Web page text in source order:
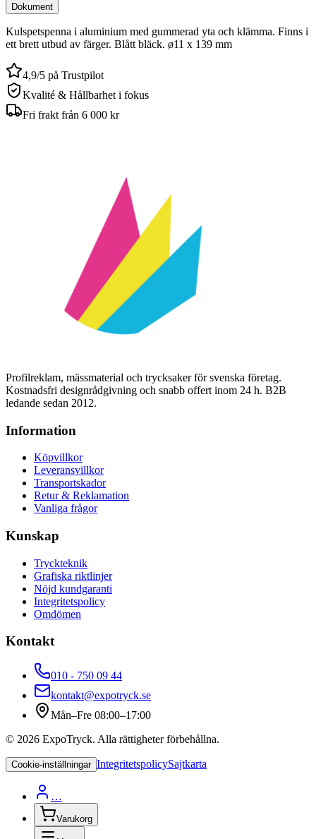
Dokument
Kulspetspenna i aluminium med gummerad yta och klämma. Finns i
ett brett utbud av färger. Blått bläck. ø11 x 139 mm
4,9/5 på Trustpilot
Kvalité & Hållbarhet i fokus
Fri frakt från 6 000 kr
Profilreklam, mässmaterial och trycksaker för svenska företag.
Kostnadsfri designrådgivning och snabb offert inom 24 h. B2B
ledande sedan 2012.
Information
Köpvillkor
Leveransvillkor
Transportskador
Retur & Reklamation
Vanliga frågor
Kunskap
Tryckteknik
Grafiska riktlinjer
Nöjd kundgaranti
Integritetspolicy
Omdömen
Kontakt
010 - 750 09 44
kontakt@expotryck.se
Mån–Fre 08:00–17:00
© 2026 ExpoTryck. Alla rättigheter förbehållna.
Cookie-inställningar IntegritetspolicySajtkarta
…
Varukorg